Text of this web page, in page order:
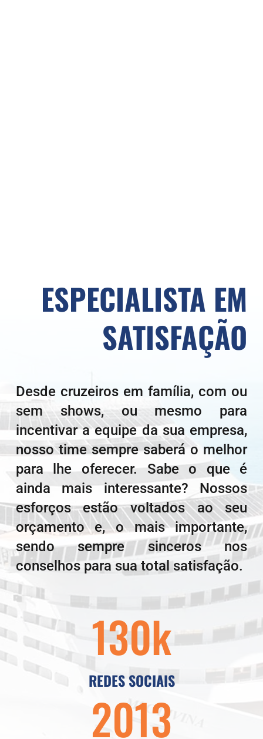
ESPECIALISTA EM
SATISFAÇÃO
Desde cruzeiros em família, com ou
sem shows, ou mesmo para
incentivar a equipe da sua empresa,
nosso time sempre saberá o melhor
para lhe oferecer. Sabe o que é
ainda mais interessante? Nossos
esforços estão voltados ao seu
orçamento e, o mais importante,
sendo sempre sinceros nos
conselhos para sua total satisfação.
130k
REDES SOCIAIS
2013